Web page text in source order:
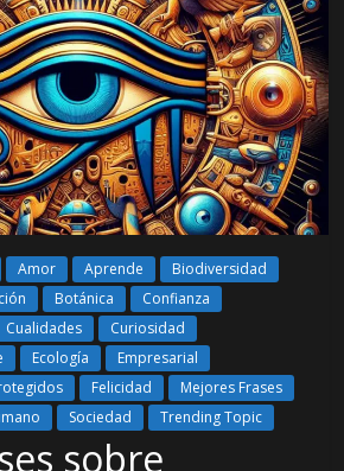
Amor Aprende
Biodiversidad
Botánica
Confianza
Cualidades
Curiosidad
Ecología
Empresarial
Felicidad
Mejores Frases
Sociedad Trending Topic
sobre